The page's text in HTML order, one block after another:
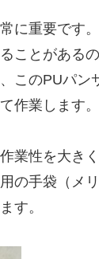
に重要です
ことがある
このPUパ
作業します。
業性を大き
の手袋（メ
す。